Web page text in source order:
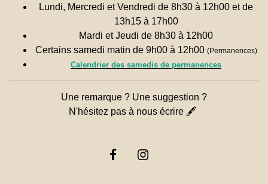
Lundi, Mercredi et Vendredi de 8h30 à 12h00 et de
13h15 à 17h00
Mardi et Jeudi de 8h30 à 12h00
Certains samedi matin de 9h00 à 12h00 (Permanences)
Calendrier des samedis de permanences
Une remarque ? Une suggestion ?
N'hésitez pas à nous écrire 🖋